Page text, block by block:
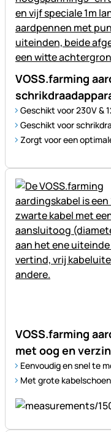
VOSS.farming
Geschikt voor 230V &
Geschikt voor
Zorgt voor een
VOSS.farming
met oog en
Eenvoudig en snel te
Met grote